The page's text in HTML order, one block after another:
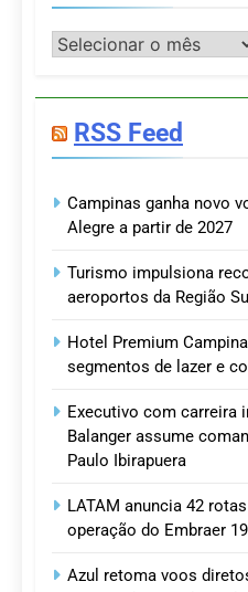
Postagens
RSS Feed
Campinas ganha novo
Alegre a partir de 2027
Turismo impulsiona
aeroportos da Região Sul
Hotel Premium
segmentos de lazer e
Executivo com carreira
Balanger assume
Paulo Ibirapuera
LATAM anuncia 42
operação do Embraer
Azul retoma voos